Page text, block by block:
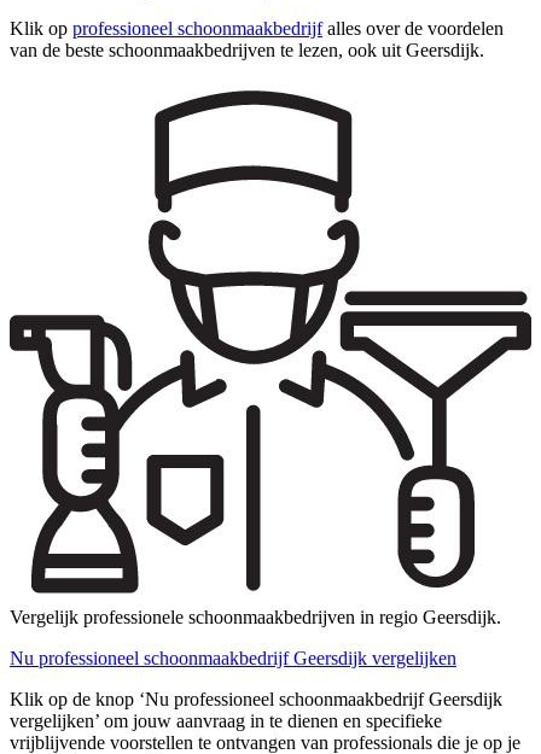
Klik op professioneel schoonmaakbedrijfalles over de voordelen
van de beste schoonmaakbedrijven te lezen, ook uit Geersdijk.
Vergelijk professionele schoonmaakbedrijven in regio Geersdijk.
Nu professioneel schoonmaakbedrijf Geersdijk vergelijken
Klik op de knop ‘Nu professioneel schoonmaakbedrijf Geersdijk
vergelijken’ om jouw aanvraag in te dienen en specifieke
vrijblijvende voorstellen te ontvangen van professionals die je op je